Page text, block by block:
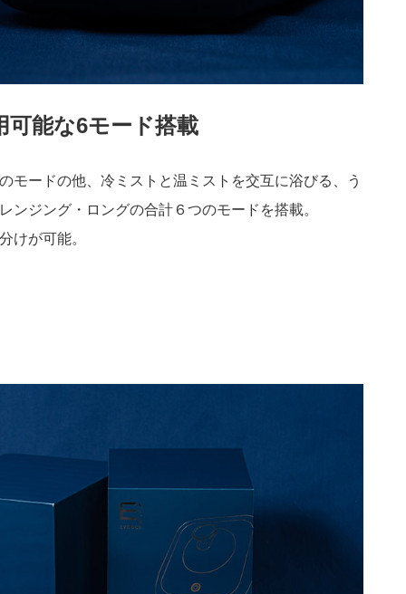
可能な6モード搭載
モードの他、冷ミストと温ミストを交互に浴びる、う
ンジング・ロングの合計６つのモードを搭載。
けが可能。